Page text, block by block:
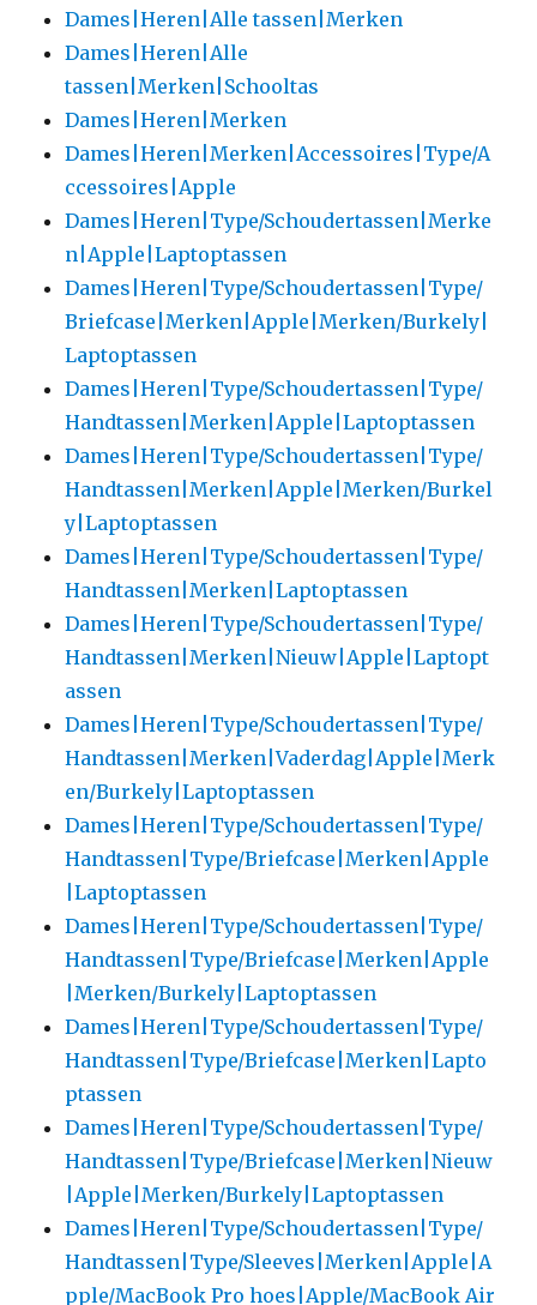
Dames|Heren|Alle tassen|Merken
Dames|Heren|Alle
tassen|Merken|Schooltas
Dames|Heren|Merken
Dames|Heren|Merken|Accessoires|Type/A
ccessoires|Apple
Dames|Heren|Type/Schoudertassen|Merke
n|Apple|Laptoptassen
Dames|Heren|Type/Schoudertassen|Type/
Briefcase|Merken|Apple|Merken/Burkely|
Laptoptassen
Dames|Heren|Type/Schoudertassen|Type/
Handtassen|Merken|Apple|Laptoptassen
Dames|Heren|Type/Schoudertassen|Type/
Handtassen|Merken|Apple|Merken/Burkel
y|Laptoptassen
Dames|Heren|Type/Schoudertassen|Type/
Handtassen|Merken|Laptoptassen
Dames|Heren|Type/Schoudertassen|Type/
Handtassen|Merken|Nieuw|Apple|Laptopt
assen
Dames|Heren|Type/Schoudertassen|Type/
Handtassen|Merken|Vaderdag|Apple|Merk
en/Burkely|Laptoptassen
Dames|Heren|Type/Schoudertassen|Type/
Handtassen|Type/Briefcase|Merken|Apple
|Laptoptassen
Dames|Heren|Type/Schoudertassen|Type/
Handtassen|Type/Briefcase|Merken|Apple
|Merken/Burkely|Laptoptassen
Dames|Heren|Type/Schoudertassen|Type/
Handtassen|Type/Briefcase|Merken|Lapto
ptassen
Dames|Heren|Type/Schoudertassen|Type/
Handtassen|Type/Briefcase|Merken|Nieuw
|Apple|Merken/Burkely|Laptoptassen
Dames|Heren|Type/Schoudertassen|Type/
Handtassen|Type/Sleeves|Merken|Apple|A
pple/MacBook Pro hoes|Apple/MacBook Air